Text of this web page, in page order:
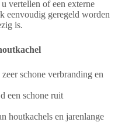
vertellen of een externe
eenvoudig geregeld worden
is.
schone verbranding en
een schone ruit
houtkachels en jarenlange